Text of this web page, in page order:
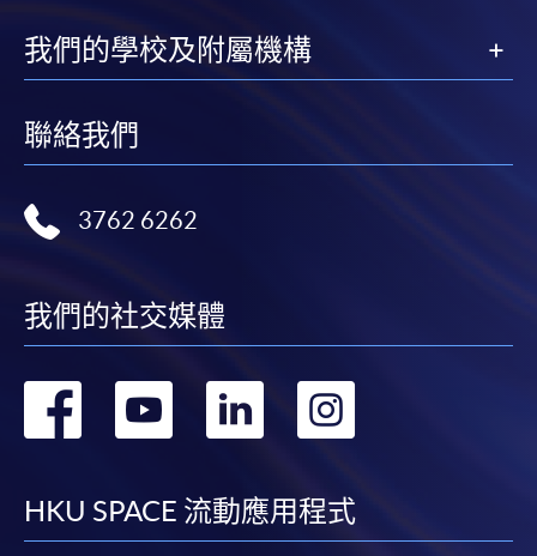
我們的學校及附屬機構
聯絡我們
3762 6262
我們的社交媒體
轉
facebook
轉
youtube
轉
linkedin
轉
HKU SPACE 流動應用程式